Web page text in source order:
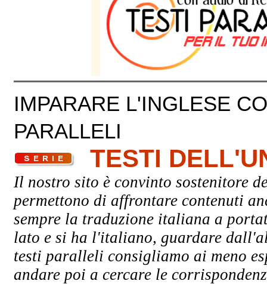
IMPARARE L'INGLESE
PARALLELI
TESTI
Il nostro sito è convinto sostenitore
permettono di affrontare contenuti
sempre la traduzione italiana a
lato e si ha l'italiano, guardare
testi paralleli consigliamo ai meno
andare poi a cercare le